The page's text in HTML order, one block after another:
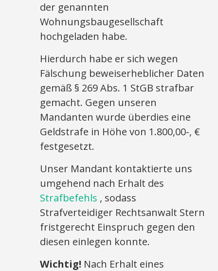
der genannten
Wohnungsbaugesellschaft
hochgeladen habe.
Hierdurch habe er sich wegen
Fälschung beweiserheblicher Daten
gemäß § 269 Abs. 1 StGB strafbar
gemacht. Gegen unseren
Mandanten wurde überdies eine
Geldstrafe in Höhe von 1.800,00-, €
festgesetzt.
Unser Mandant kontaktierte uns
umgehend nach Erhalt des
Strafbefehls , sodass
Strafverteidiger Rechtsanwalt Stern
fristgerecht Einspruch gegen den
diesen einlegen konnte.
Wichtig! Nach Erhalt eines